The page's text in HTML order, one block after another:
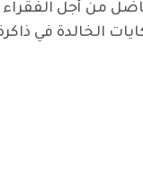
من أجل
الخالدة في ذاكرة
والتعذيب والقتل في ظل